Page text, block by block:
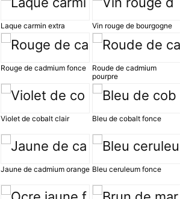
Laque carmin extra Vin rouge de bourgogne
Rouge de cadmium fonce
Roude de cadmium
pourpre
Violet de cobalt clair Bleu de cobalt fonce
Jaune de cadmium orange Bleu ceruleum fonce